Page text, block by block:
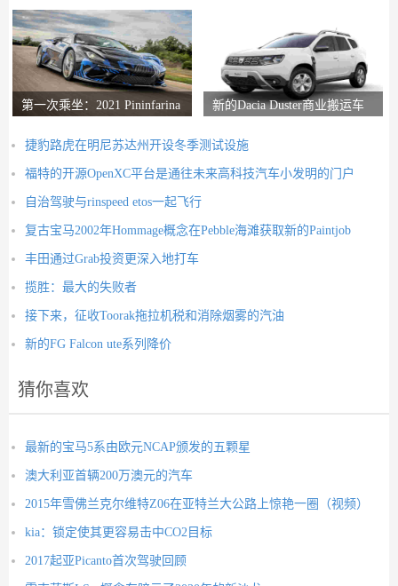
第一次乘坐：2021 Pininfarina
新的Dacia Duster商业搬运车
捷豹路虎在明尼苏达州开设冬季测试设施
福特的开源OpenXC平台是通往未来高科技汽车小发明的门户
自治驾驶与rinspeed etos一起飞行
复古宝马2002年Hommage概念在Pebble海滩获取新的Paintjob
丰田通过Grab投资更深入地打车
揽胜：最大的失败者
接下来，征收Toorak拖拉机税和消除烟雾的汽油
新的FG Falcon ute系列降价
猜你喜欢
最新的宝马5系由欧元NCAP颁发的五颗星
澳大利亚首辆200万澳元的汽车
2015年雪佛兰克尔维特Z06在亚特兰大公路上惊艳一圈（视频）
kia：锁定使其更容易击中CO2目标
2017起亚Picanto首次驾驶回顾